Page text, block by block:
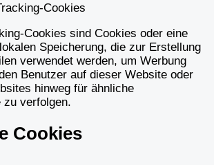
Cookies
Cookies sind Cookies oder eine
Speicherung, die zur Erstellung
verwendet werden, um Werbung
Benutzer auf dieser Website oder
hinweg für ähnliche
zu verfolgen.
Cookies